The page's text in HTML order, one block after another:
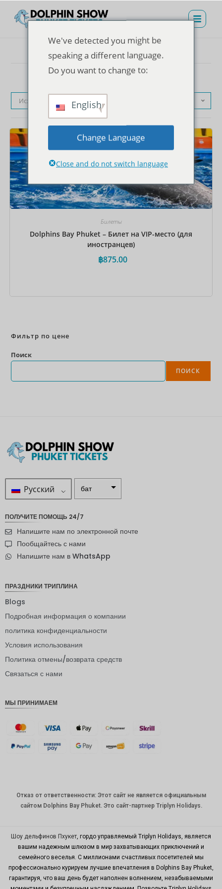
Исходная сортировка
Билеты
Dolphins Bay Phuket – Билет на VIP-место (для
иностранцев)
฿875.00
Фильтр по цене
Поиск
ПОИСК
Русский бат
я крона
андский
ЙЕНА
евро
ая
крона
САПР
корейск
ая вона
китайски
й юань
ПОЛУЧИТЕ ПОМОЩЬ 24/7
Напишите нам по электронной почте
Пообщайтесь с нами
Напишите нам в WhatsApp
ПРАЗДНИКИ ТРИПЛИНА
Blogs
Подробная информация о компании
политика конфиденциальности
Условия использования
Политика отмены/возврата средств
Связаться с нами
МЫ ПРИНИМАЕМ
Отказ от ответственности: Этот сайт не является официальным
сайтом Dolphins Bay Phuket. Это сайт-партнер Triplyn Holidays.
Шоу дельфинов Пхукет , гордо управляемый Triplyn Holidays, является
вашим надежным шлюзом в мир захватывающих приключений и
семейного веселья. С миллионами счастливых посетителей мы
профессионально курируем лучшие впечатления в Dolphins Bay Phuket,
гарантируя, что ваш день будет наполнен волнением, незабываемыми
We've detected you might be
speaking a different language.
Do you want to change to:
English
Change Language
Close and do not switch language